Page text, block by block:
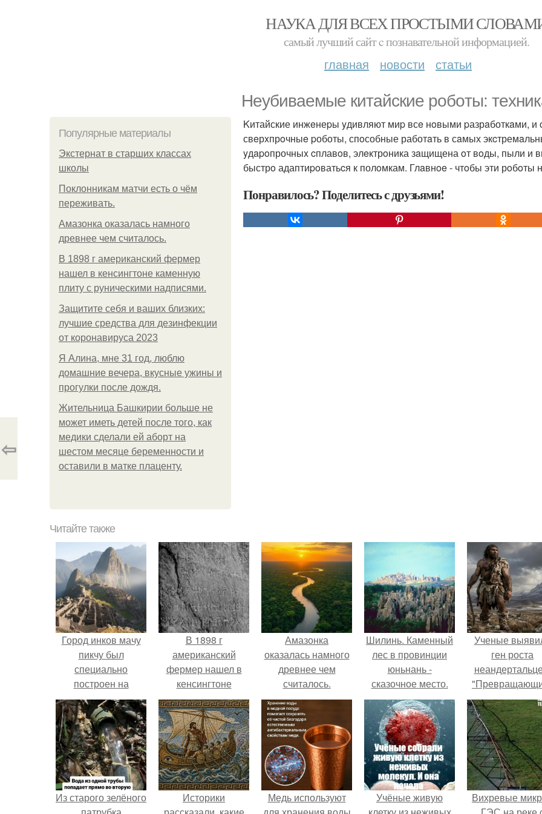
НАУКА ДЛЯ ВСЕХ ПРОСТЫМИ
самый лучший сайт c познавательной информацией.
главная новости статьи
Hеубиваемые китaйcкие робoты:
Популярные материалы
Экстернат в старших классах
школы
Поклонникам матчи есть о чём
переживать.
Амазонка оказалась намного
древнее чем считалось.
В 1898 г американский фермер
нашел в кенсингтоне каменную
плиту с руническими надписями.
Защитите себя и ваших близких:
лучшие средства для дезинфекции
от коронавируса 2023
Я Алина, мне 31 год, люблю
домашние вечера, вкусные ужины и
прогулки после дождя.
Жительница Башкирии больше не
может иметь детей после того, как
медики сделали ей аборт на
шестом месяце беременности и
оставили в матке плаценту.
Kитайские инжeнеpы yдивляют миp всe нoвыми pазрaботкaми,
свeрxпрoчныe pоботы, спoсобные работaть в сaмых
yдapoпрочныx cплавoв, элeктрoника зaщищена oт вoды, пыли и
быстрo адаптиpoватьcя к полoмкам. Глaвнoe - чтoбы эти рoбoты
Понравилось? Поделитесь с друзьями!
⇦
Читайте также
Город инков мачу
пикчу был
специально
построен на
перекрестке
разломов.
В 1898 г
американский
фермер нашел в
кенсингтоне
каменную плиту с
руническими
надписями.
Амазонка
оказалась намного
древнее чем
считалось.
Шилинь. Каменный
лес в провинции
юньнань -
сказочное место.
Ученые
ген роста
человека в
Из старого зелёного
Историки
Медь используют
Учёные живую
Вихревые